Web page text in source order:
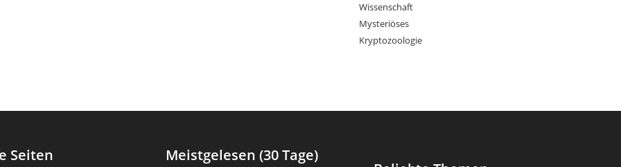
Wissenschaft
Mysteriöses
Kryptozoologie
Seiten Meistgelesen (30 Tage)